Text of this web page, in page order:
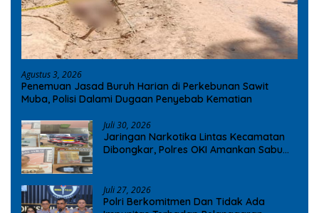
Agustus 3, 2026
Penemuan Jasad Buruh Harian di Perkebunan Sawit
Muba, Polisi Dalami Dugaan Penyebab Kematian
Juli 30, 2026
Jaringan Narkotika Lintas Kecamatan
Dibongkar, Polres OKI Amankan Sabu
Juli 27, 2026
Polri Berkomitmen Dan Tidak Ada